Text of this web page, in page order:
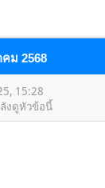
ม 2568
15:28
งดูหัวข้อนี้